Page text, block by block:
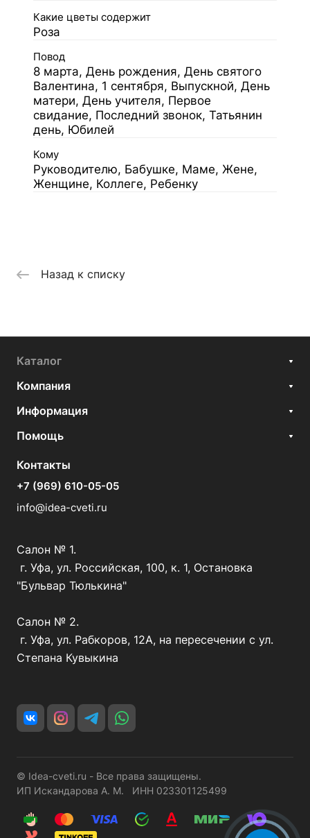
Какие цветы содержит
Роза
Повод
8 марта, День рождения, День святого
Валентина, 1 сентября, Выпускной, День
матери, День учителя, Первое
свидание, Последний звонок, Татьянин
день, Юбилей
Кому
Руководителю, Бабушке, Маме, Жене,
Женщине, Коллеге, Ребенку
Назад к списку
Каталог
Компания
Информация
Помощь
Контакты
+7 (969) 610-05-05
info@idea-cveti.ru
Салон № 1.
г. Уфа, ул. Российская, 100, к. 1, Остановка
"Бульвар Тюлькина"
Салон № 2.
г. Уфа, ул. Рабкоров, 12А, на пересечении с ул.
Степана Кувыкина
© Idea-cveti.ru - Все права защищены.
ИП Искандарова А. М. ИНН 023301125499